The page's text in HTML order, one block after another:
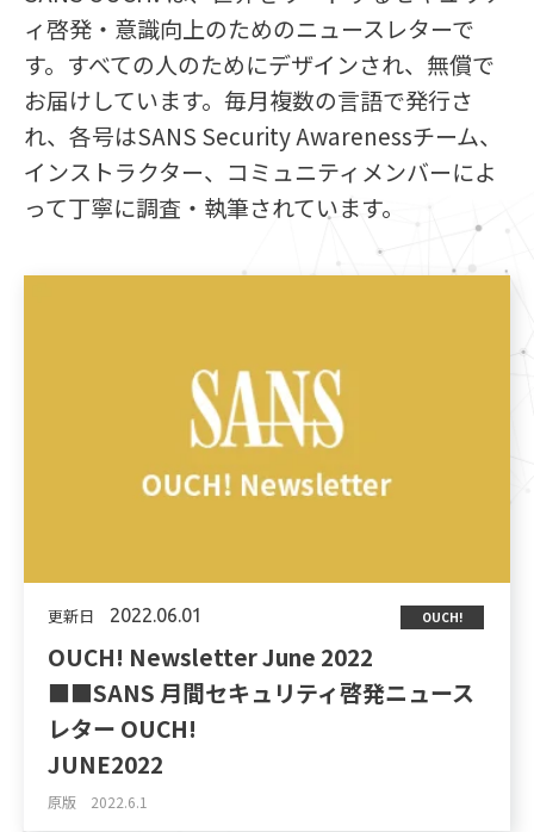
ィ啓発・意識向上のためのニュースレターで
す。すべての人のためにデザインされ、無償で
お届けしています。毎月複数の言語で発行さ
れ、各号はSANS Security Awarenessチーム、
インストラクター、コミュニティメンバーによ
って丁寧に調査・執筆されています。
更新日 2022.06.01 OUCH!
OUCH! Newsletter June 2022
■■SANS 月間セキュリティ啓発ニュース
レター OUCH!
JUNE2022
原版 2022.6.1